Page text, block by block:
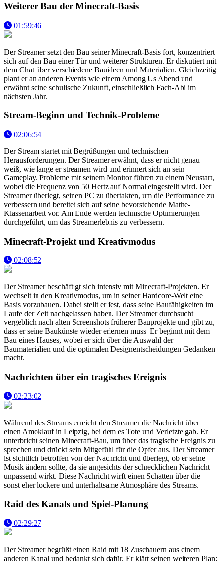
Weiterer Bau der Minecraft-Basis
01:59:46
Der Streamer setzt den Bau seiner Minecraft-Basis fort, konzentriert
sich auf den Bau einer Tür und weiterer Strukturen. Er diskutiert mit
dem Chat über verschiedene Bauideen und Materialien. Gleichzeitig
plant er an anderen Events wie einem Among Us Abend und
erwähnt seine schulische Zukunft, einschließlich Fach-Abi im
nächsten Jahr.
Stream-Beginn und Technik-Probleme
02:06:54
Der Stream startet mit Begrüßungen und technischen
Herausforderungen. Der Streamer erwähnt, dass er nicht genau
weiß, wie lange er streamen wird und erinnert sich an sein
Gameplay. Probleme mit seinem Monitor führen zu einem Neustart,
wobei die Frequenz von 50 Hertz auf Normal eingestellt wird. Der
Streamer überlegt, seinen PC zu übertakten, um die Performance zu
verbessern und bereitet sich auf seine bevorstehende Mathe-
Klassenarbeit vor. Am Ende werden technische Optimierungen
durchgeführt, um das Streamerlebnis zu verbessern.
Minecraft-Projekt und Kreativmodus
02:08:52
Der Streamer beschäftigt sich intensiv mit Minecraft-Projekten. Er
wechselt in den Kreativmodus, um in seiner Hardcore-Welt eine
Basis vorzubauen. Dabei stellt er fest, dass seine Baufähigkeiten im
Laufe der Zeit nachgelassen haben. Der Streamer durchsucht
vergeblich nach alten Screenshots früherer Bauprojekte und gibt zu,
dass er seine Baukünste wieder erlernen muss. Er beginnt mit dem
Bau eines Hauses, wobei er sich über die Auswahl der
Baumaterialien und die optimalen Designentscheidungen Gedanken
macht.
Nachrichten über ein tragisches Ereignis
02:23:02
Während des Streams erreicht den Streamer die Nachricht über
einen Amoklauf in Leipzig, bei dem es Tote und Verletzte gab. Er
unterbricht seinen Minecraft-Bau, um über das tragische Ereignis zu
sprechen und drückt sein Mitgefühl für die Opfer aus. Der Streamer
ist sichtlich betroffen von der Nachricht und überlegt, ob er seine
Musik ändern sollte, da sie angesichts der schrecklichen Nachricht
unpassend wirkt. Diese Nachricht wirft einen Schatten über die
sonst eher lockere und unterhaltsame Atmosphäre des Streams.
Raid des Kanals und Spiel-Planung
02:29:27
Der Streamer begrüßt einen Raid mit 18 Zuschauern aus einem
anderen Kanal und bedankt sich dafür. Er klärt seinen weiteren Plan: